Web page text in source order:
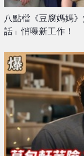
八點檔《豆腐媽媽
話」悄曝新工作！